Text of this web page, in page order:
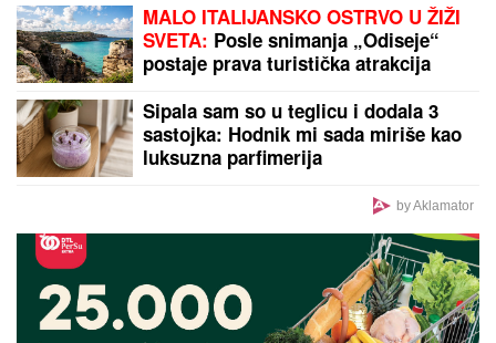
"DA TI UNIŠTIM I OVAJ BRAK, PA TE OTERAM U
DOM ZA MAJKE SA DECOM KOJE NEMAJU ZA
ŽIVOT" Ujeku pretnji ženi Slobe Radanovića, Ana
Nikolić se oglasila: "Ne govori ništa!"
by Aklamator
PREPORUKA ZA VAS